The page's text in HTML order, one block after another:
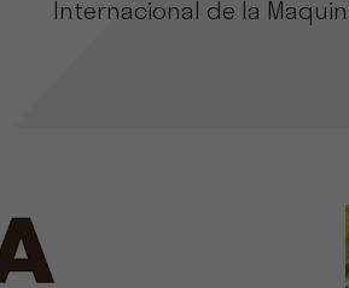
Internacional de la